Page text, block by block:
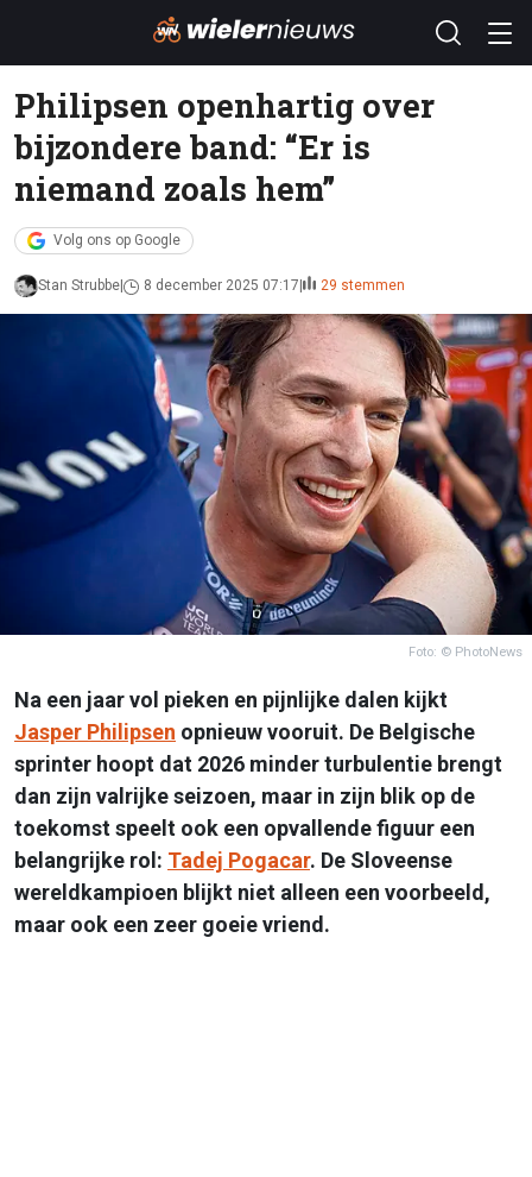
Philipsen openhartig over
bijzondere band: “Er is
niemand zoals hem”
Volg ons op Google
Stan Strubbe 8 december 2025 07:17 29 stemmen
Foto: © PhotoNews
Na een jaar vol pieken en pijnlijke dalen kijkt
Jasper Philipsen opnieuw vooruit. De Belgische
sprinter hoopt dat 2026 minder turbulentie brengt
dan zijn valrijke seizoen, maar in zijn blik op de
toekomst speelt ook een opvallende figuur een
belangrijke rol: Tadej Pogacar. De Sloveense
wereldkampioen blijkt niet alleen een voorbeeld,
maar ook een zeer goeie vriend.